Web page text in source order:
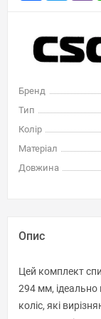
Бренд
Тип
Колір
Матеріал
Довжина
Опис
Цей комплект
294 мм, ідеально
коліс, які